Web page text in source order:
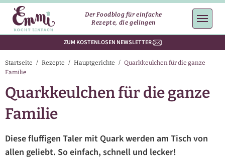
Der Foodblog für einfache
Rezepte, die gelingen
ZUM KOSTENLOSEN NEWSLETTER
Startseite / Rezepte / Hauptgerichte / Quarkkeulchen für die ganze
Familie
Quarkkeulchen für die ganze
Familie
Diese fluffigen Taler mit Quark werden am Tisch von
allen geliebt. So einfach, schnell und lecker!